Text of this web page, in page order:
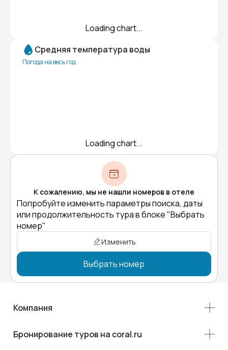
Loading chart...
Средняя температура воды
Погода на весь год
Loading chart...
К сожалению, мы не нашли номеров в отеле
Попробуйте изменить параметры поиска, даты
или продолжительность тура в блоке "Выбрать
номер"
Изменить
Выбрать номер
Компания
Бронирование туров на coral.ru